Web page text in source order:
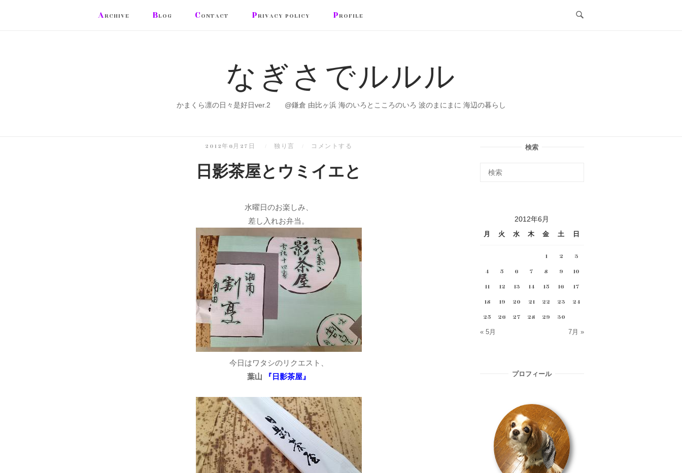
ARCHIVE BLOG CONTACT PRIVACY POLICY PROFILE
なぎさでルルル
かまくら凛の日々是好日ver.2 @鎌倉 由比ヶ浜 海のいろとこころのいろ 波のまにまに 海辺の暮らし
2012年6月27日 独り言 コメントする
日影茶屋とウミイエと
水曜日のお楽しみ、
差し入れお弁当。
今日はワタシのリクエスト、
葉山
『日影茶屋』
検索
2012年6月
月 火 水 木 金 土 日
1 2
3
4
5 6 7 8 9
10
11
12 13 14 15 16
17
18
19 20 21 22 23
24
25
26 27 28 29 30
« 5月 7月 »
プロフィール